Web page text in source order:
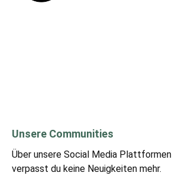
Unsere Communities
Über unsere Social Media Plattformen
verpasst du keine Neuigkeiten mehr.